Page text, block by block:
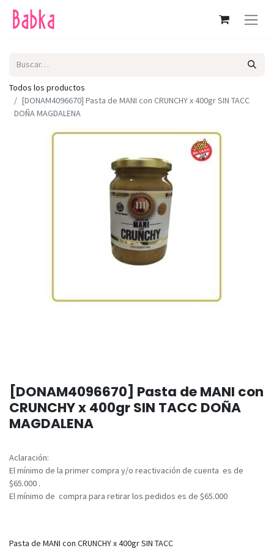
Todos los productos
[DONAM4096670] Pasta de MANI con CRUNCHY x 400gr SIN TACC
DOÑA MAGDALENA
[DONAM4096670] Pasta de MANI con
CRUNCHY x 400gr SIN TACC DOÑA
MAGDALENA
Aclaración:
El mínimo de la primer compra y/o reactivación de cuenta es de
$65.000 .
El mínimo de compra para retirar los pedidos es de $65.000
Pasta de MANI con CRUNCHY x 400gr SIN TACC